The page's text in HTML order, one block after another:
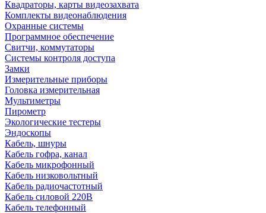
Квадраторы, карты видеозахвата
Комплекты видеонаблюдения
Охранные системы
Программное обеспечение
Свитчи, коммутаторы
Системы контроля доступа
Замки
Измерительные приборы
Головка измерительная
Мультиметры
Пирометр
Экологические тестеры
Эндоскопы
Кабель, шнуры
Кабель гофра, канал
Кабель микрофонный
Кабель низковольтный
Кабель радиочастотный
Кабель силовой 220В
Кабель телефонный